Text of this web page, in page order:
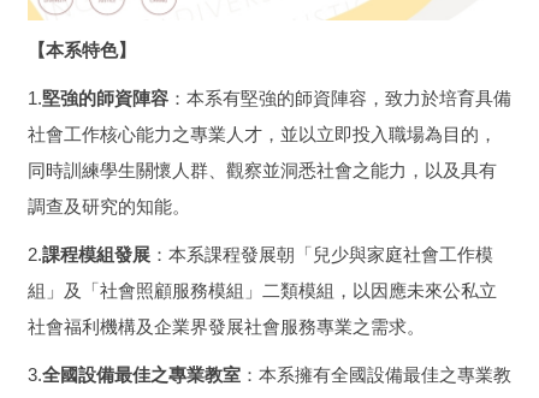
【本系特色】
1.堅強的師資陣容：本系有堅強的師資陣容，致力於培育具備
社會工作核心能力之專業人才，並以立即投入職場為目的，
同時訓練學生關懷人群、觀察並洞悉社會之能力，以及具有
調查及研究的知能。
2.課程模組發展：本系課程發展朝「兒少與家庭社會工作模
組」及「社會照顧服務模組」二類模組，以因應未來公私立
社會福利機構及企業界發展社會服務專業之需求。
3.全國設備最佳之專業教室：本系擁有全國設備最佳之專業教